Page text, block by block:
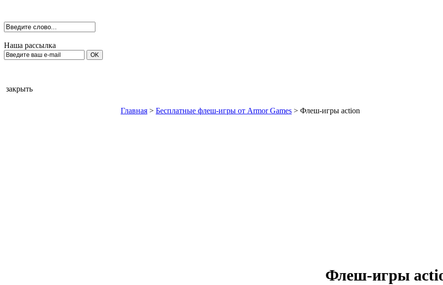
Наша рассылка
закрыть
Главная > Бесплатные флеш-игры от Armor Games > Флеш-игры action
Флеш-игры